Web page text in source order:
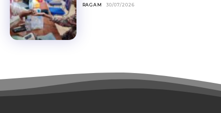
RAGAM 30/07/2026